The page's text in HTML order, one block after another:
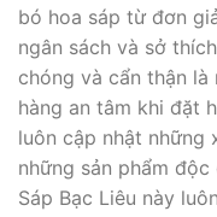
bó hoa sáp từ đơn
ngân sách và sở
chóng và cẩn thận
hàng an tâm khi đặt
luôn cập nhật những
những sản phẩm
Sáp Bạc Liêu này